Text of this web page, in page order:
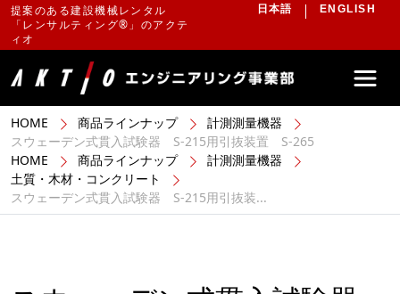
提案のある建設機械レンタル
「レンサルティング®」のアクテ
ィオ
日本語 ENGLISH
HOME 商品ラインナップ
計測測量機器
スウェーデン式貫入試験器 S-215用引抜装置 S-265
HOME
商品ラインナップ
計測測量機器
土質・木材・コンクリート
スウェーデン式貫入試験器 S-215用引抜装...